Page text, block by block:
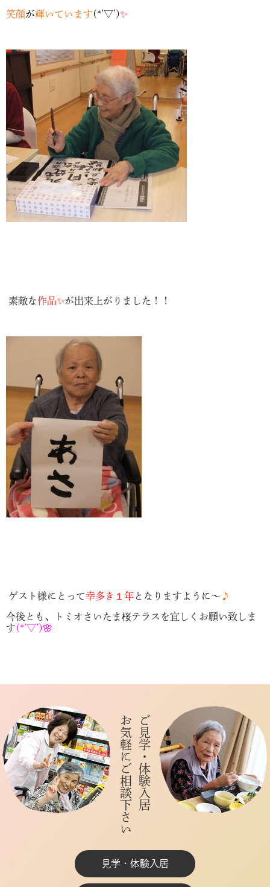
笑顔が輝いています(*’▽’)✨
素敵な作品✨が出来上がりました！！
ゲスト様にとって幸多き１年 となりますように～ ♪
今後とも、トミオさいたま桜テラスを宜しくお願い致しま
す(*’▽’)🌸
お気軽にご相談下さいご見学・体験入居
見学・体験入居